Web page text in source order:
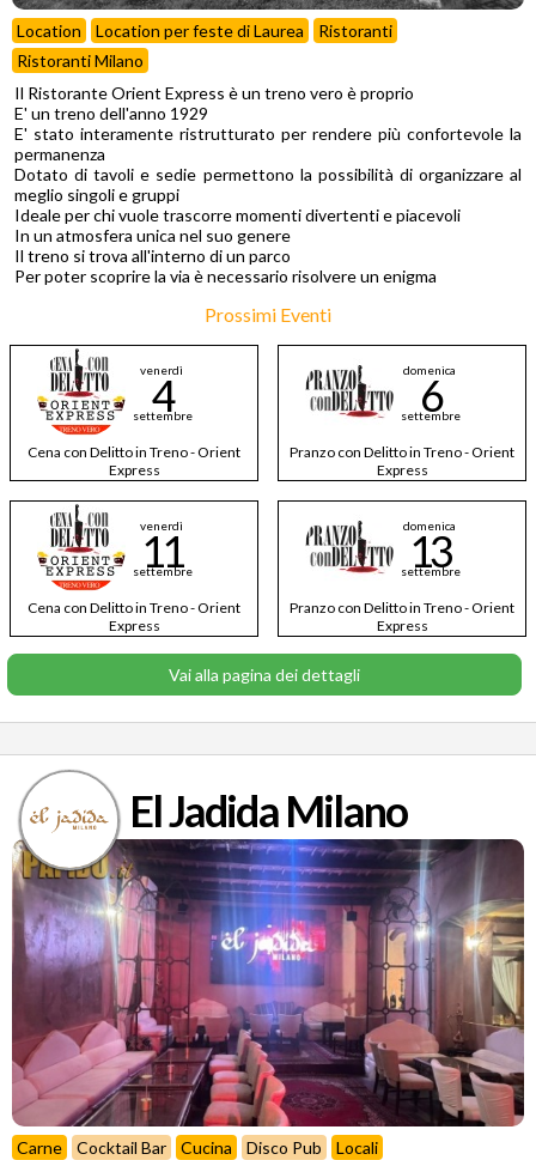
Location Location per feste di Laurea
Ristoranti
Ristoranti Milano
Il Ristorante Orient Express è un treno vero è proprio
E' un treno dell'anno 1929
E' stato interamente ristrutturato per rendere più confortevole la
permanenza
Dotato di tavoli e sedie permettono la possibilità di organizzare al
meglio singoli e gruppi
Ideale per chi vuole trascorre momenti divertenti e piacevoli
In un atmosfera unica nel suo genere
Il treno si trova all'interno di un parco
Per poter scoprire la via è necessario risolvere un enigma
Prossimi Eventi
venerdì
4
settembre
Cena con Delitto in Treno - Orient
Express
domenica
6
settembre
Pranzo con Delitto in Treno - Orient
Express
venerdì
11
settembre
Cena con Delitto in Treno - Orient
Express
domenica
13
settembre
Pranzo con Delitto in Treno - Orient
Express
Vai alla pagina dei dettagli
El Jadida Milano
Carne Cocktail Bar Cucina Disco Pub
Locali